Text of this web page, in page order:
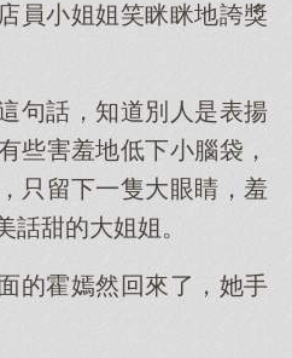
員小姐姐笑眯眯地誇獎
句話，知道別人是表揚
些害羞地低下小腦袋，
只留下一隻大眼睛，羞
話甜的大姐姐。
的霍嫣然回來了，她手